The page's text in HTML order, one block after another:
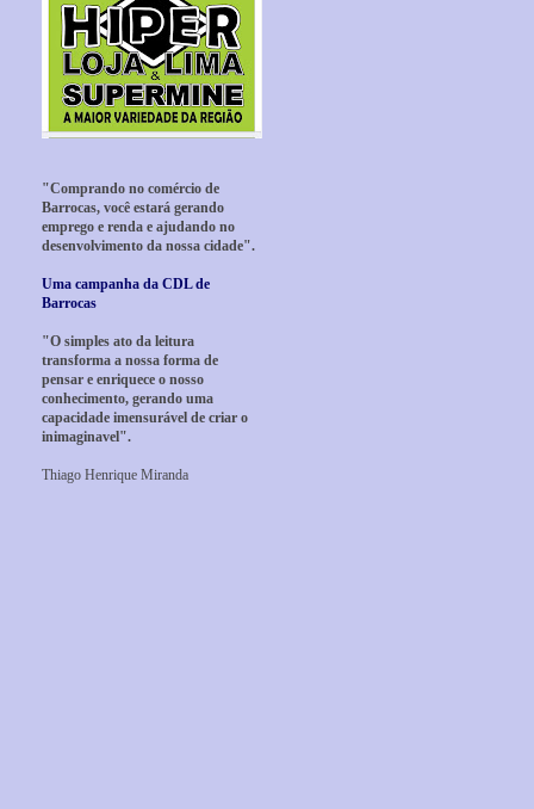
"Comprando no comércio de
Barrocas, você estará gerando
emprego e renda e ajudando no
desenvolvimento da nossa cidade".
Uma campanha da CDL de
Barrocas
"O simples ato da leitura
transforma a nossa forma de
pensar e enriquece o nosso
conhecimento, gerando uma
capacidade imensurável de criar o
inimaginavel".
Thiago Henrique Miranda